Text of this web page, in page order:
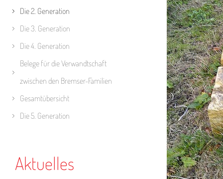
Die 2. Generation
Die 3. Generation
Die 4. Generation
Belege für die Verwandtschaft
zwischen den Bremser-Familien
Gesamtübersicht
Die 5. Generation
Aktuelles